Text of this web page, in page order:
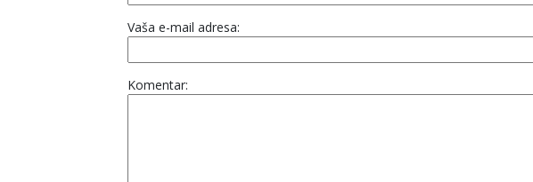
Vaša e-mail adresa:
Komentar: